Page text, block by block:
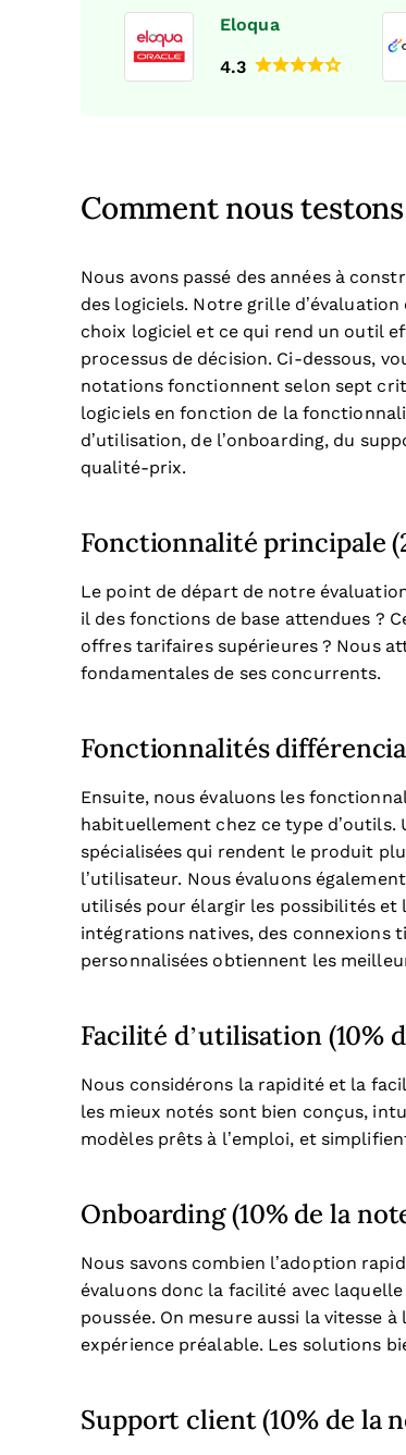
Eloqua
4.3
Comment nous
Nous avons passé des années à
des logiciels. Notre grille
choix logiciel et ce qui rend un outil
processus de décision. Ci-dessous,
notations fonctionnent selon sept
logiciels en fonction de la
d’utilisation, de l’onboarding, du
qualité-prix.
Fonctionnalité principale
Le point de départ de notre
il des fonctions de base attendues ?
offres tarifaires supérieures ? Nous
fondamentales de ses concurrents.
Fonctionnalités
Ensuite, nous évaluons les
habituellement chez ce type d’outils.
spécialisées qui rendent le produit
l’utilisateur. Nous évaluons
utilisés pour élargir les possibilités
intégrations natives, des connexions
personnalisées obtiennent les
Facilité d’utilisation (10%
Nous considérons la rapidité et la
les mieux notés sont bien conçus,
modèles prêts à l’emploi, et
Onboarding (10% de la
Nous savons combien l’adoption
évaluons donc la facilité avec
poussée. On mesure aussi la vitesse
expérience préalable. Les solutions
Support client (10% de la